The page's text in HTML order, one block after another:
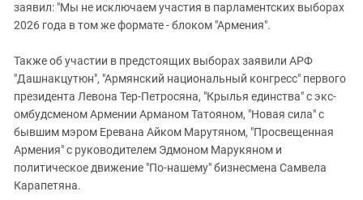
заявил: "Мы не исключаем участия в парламентских выборах
2026 года в том же формате - блоком "Армения".
Также об участии в предстоящих выборах заявили АРФ
"Дашнакцутюн", "Армянский национальный конгресс" первого
президента Левона Тер-Петросяна, "Крылья единства" с экс-
омбудсменом Армении Арманом Татояном, "Новая сила" с
бывшим мэром Еревана Айком Марутяном, "Просвещенная
Армения" с руководителем Эдмоном Марукяном и
политическое движение "По-нашему" бизнесмена Самвела
Карапетяна.